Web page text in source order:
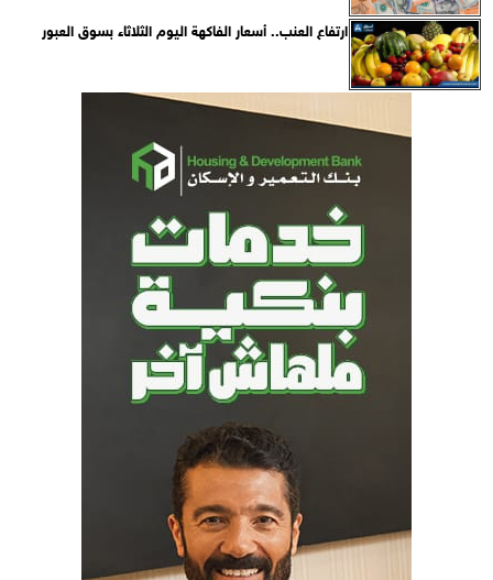
ارتفاع العنب.. أسعار الفاكهة اليوم الثلاثاء بسوق العبور